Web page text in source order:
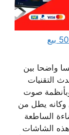
بيع تلفزيونات شاشات الكويت 50050623 بيع
واضحا بين
التقنيات
140و 150 بوصة وبأنظمة صوت
وكانه يطل من
الساطعة
الشاشات